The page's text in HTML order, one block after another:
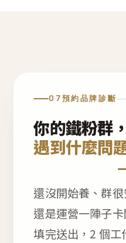
07預約品牌診斷
你的鐵粉群，
遇到什麼問
還沒開始養、群很
還是運營一陣子
填完送出，2 個工